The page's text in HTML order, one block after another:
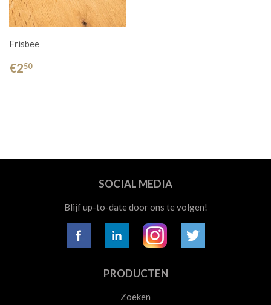
Frisbee
€250
SOCIAL MEDIA
Blijf up-to-date door ons te volgen!
PRODUCTEN
Zoeken